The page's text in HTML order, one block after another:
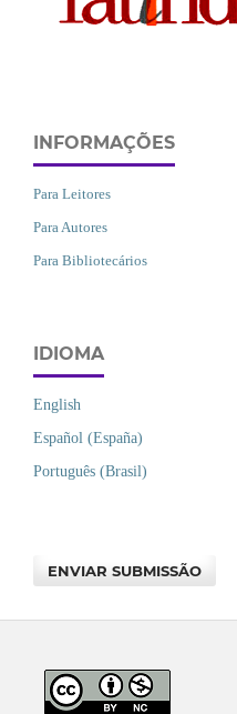
INFORMAÇÕES
Para Leitores
Para Autores
Para Bibliotecários
IDIOMA
English
Español (España)
Português (Brasil)
ENVIAR SUBMISSÃO